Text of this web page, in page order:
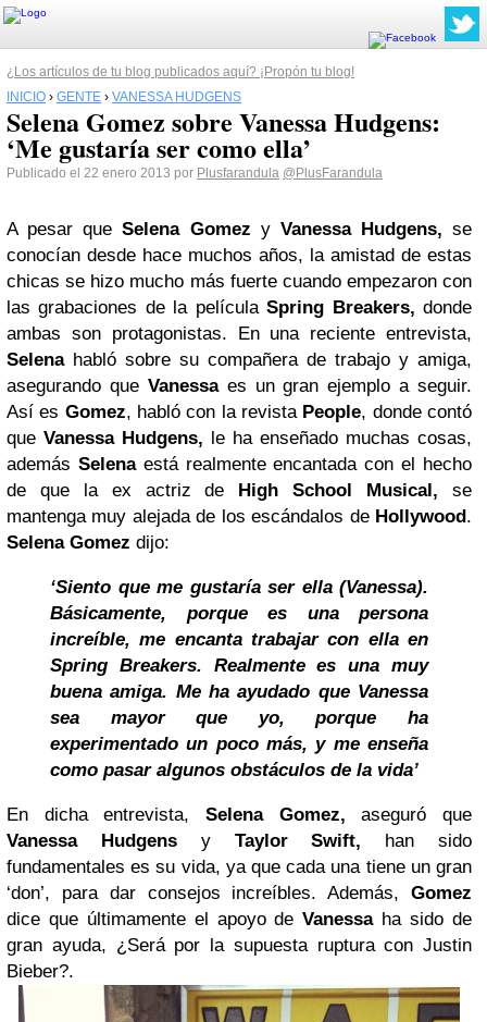
¿Los artículos de tu blog publicados aquí? ¡Propón tu blog!
INICIO › GENTE › VANESSA HUDGENS
Selena Gomez sobre Vanessa Hudgens:
‘Me gustaría ser como ella’
Publicado el 22 enero 2013 por Plusfarandula @PlusFarandula
A pesar queSelena Gomez y Vanessa Hudgens, se
conocían desde hace muchos años, la amistad de estas
chicas se hizo mucho más fuerte cuando empezaron con
las grabaciones de la películaSpring Breakers, donde
ambas son protagonistas. En una reciente entrevista,
Selenahabló sobre su compañera de trabajo y amiga,
asegurando que Vanessaes un gran ejemplo a seguir.
Así es Gomez, habló con la revista People, donde contó
que Vanessa Hudgens, le ha enseñado muchas cosas,
además Selenaestá realmente encantada con el hecho
de que la ex actriz de High School Musical, se
mantenga muy alejada de los escándalos de Hollywood.
Selena Gomez dijo:
‘Siento que me gustaría ser ella (Vanessa).
Básicamente, porque es una persona
increíble, me encanta trabajar con ella en
Spring Breakers. Realmente es una muy
buena amiga. Me ha ayudado que Vanessa
sea mayor que yo, porque ha
experimentado un poco más, y me enseña
como pasar algunos obstáculos de la vida’
En dicha entrevista, Selena Gomez, aseguró que
Vanessa Hudgens y Taylor Swift, han sido
fundamentales es su vida, ya que cada una tiene un gran
‘don’, para dar consejos increíbles. Además, Gomez
dice que últimamente el apoyo deVanessaha sido de
gran ayuda, ¿Será por la supuesta ruptura con Justin
Bieber?.